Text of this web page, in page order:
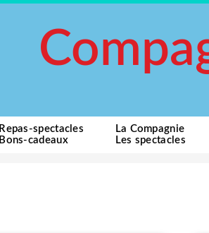
Repas-spectacles
Bons-cadeaux
La Compagnie
Les spectacles